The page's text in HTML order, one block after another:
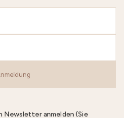
Newsletter anmelden (Sie